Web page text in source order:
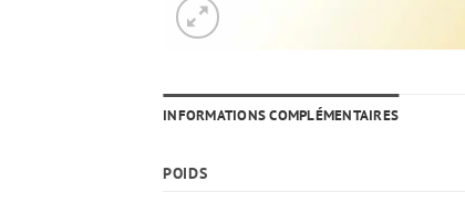
INFORMATIONS COMPLÉMENTAIRES
POIDS